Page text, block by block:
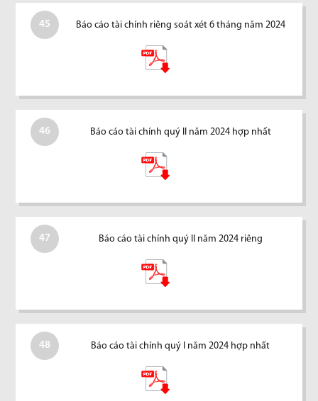
45 Báo cáo tài chính riêng soát xét 6 tháng năm 2024
46 Báo cáo tài chính quý II năm 2024 hợp nhất
47 Báo cáo tài chính quý II năm 2024 riêng
48 Báo cáo tài chính quý I năm 2024 hợp nhất